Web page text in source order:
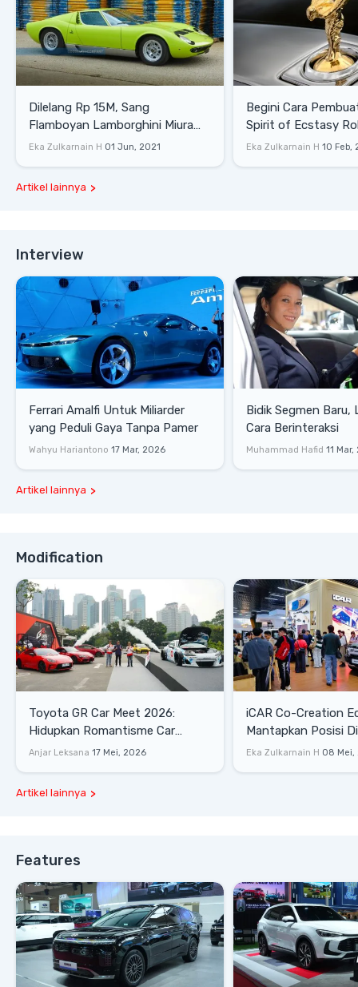
Dilelang Rp 15M, Sang
Flamboyan Lamborghini Miura
P400 S
Eka Zulkarnain H 01 Jun, 2021
Begini Cara
Spirit of Ecstasy
Eka Zulkarnain H 10 Feb,
Artikel lainnya
Interview
Ferrari Amalfi Untuk Miliarder
yang Peduli Gaya Tanpa Pamer
Wahyu Hariantono 17 Mar, 2026
Bidik Segmen Baru,
Cara Berinteraksi
Muhammad Hafid 11
Artikel lainnya
Modification
Toyota GR Car Meet 2026:
Hidupkan Romantisme Car
Culture Era 90-an
Anjar Leksana 17 Mei, 2026
iCAR Co-Creation
Mantapkan Posisi
Gaya Hidup
Eka Zulkarnain H 08 Mei,
Artikel lainnya
Features